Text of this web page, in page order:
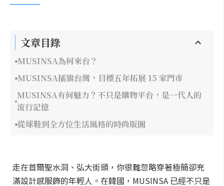
文章目錄
MUSINSA為何來台？
MUSINSA插旗台灣，目標五年拓展 15 家門市
MUSINSA有何魅力？不只是購物平台，是一代人的
流行記憶
從球鞋到全方位生活風格的時尚版圖
走在首爾聖水洞、弘大街頭，你很難忽略穿著極簡卻充
滿設計感服飾的年輕人。在韓國，MUSINSA 已經不只是